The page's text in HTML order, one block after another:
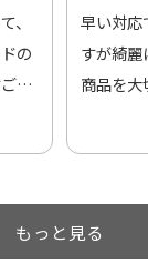
、
の
早い対応
すが綺麗
商品を大
うぐらい
麗な商品
もっと見る